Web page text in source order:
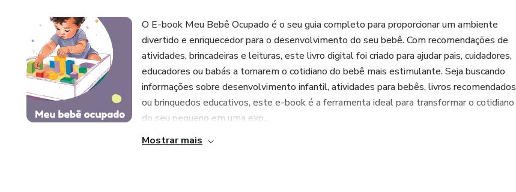
O E-book Meu Bebê Ocupado é o seu guia completo para proporcionar um ambiente
divertido e enriquecedor para o desenvolvimento do seu bebê. Com recomendações de
atividades, brincadeiras e leituras, este livro digital foi criado para ajudar pais, cuidadores,
educadores ou babás a tornarem o cotidiano do bebê mais estimulante. Seja buscando
informações sobre desenvolvimento infantil, atividades para bebês, livros recomendados
ou brinquedos educativos, este e-book é a ferramenta ideal para transformar o cotidiano
do seu pequeno em uma exp...
Mostrar mais